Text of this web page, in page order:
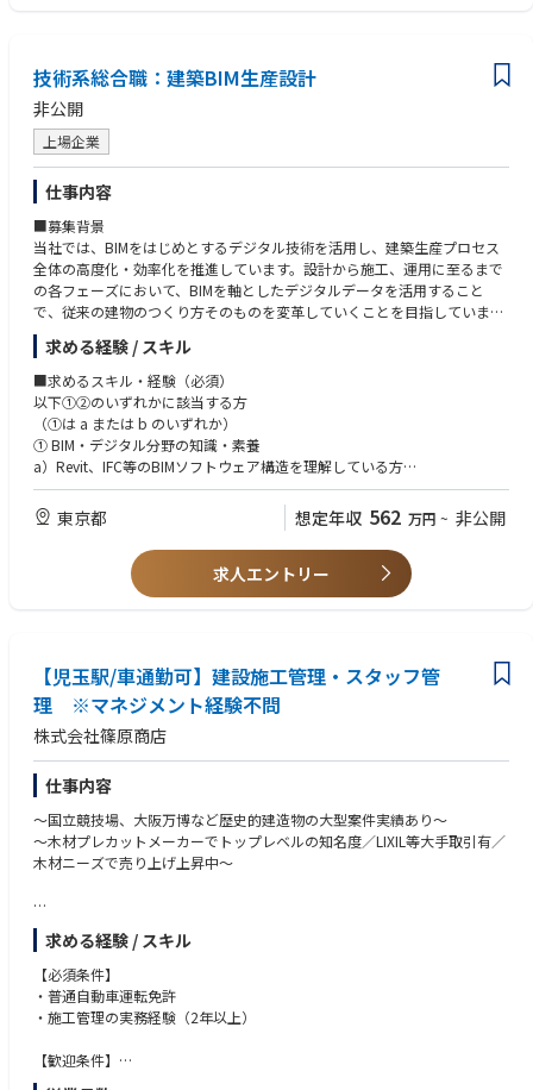
調査から、開発計画の検証、プロジェクト推進体制の構築まで幅広く携わ
っていただきます。
・海外における建設に関する営業経験
・海外の不動産開発、設計、施工またはプロジェクトマネジメントの経験
・建築デューデリジェンス、建物状況調査、環境調査、地盤調査等の経験
・英語による会議、提案、交渉等の実務経験
技術系総合職：建築BIM生産設計
非公開
上場企業
仕事内容
■募集背景
当社では、BIMをはじめとするデジタル技術を活用し、建築生産プロセス
全体の高度化・効率化を推進しています。設計から施工、運用に至るまで
の各フェーズにおいて、BIMを軸としたデジタルデータを活用すること
で、従来の建物のつくり方そのものを変革していくことを目指していま
す。こうした取り組みを全社的に推進していくため、施工や設計の実務経
験を持ち、BIMやデジタル技術の活用に関心・素養のある人材を募集しま
す。
■仕事内容
BIMを中心としたデジタル技術を活用し、建築生産プロセス全体のDX推進
に携わっていただきます。適性や経験に応じて、以下いずれかの業務を中
① BIM・デジタル技術活用の企画・推進
BIMやAI等の最新デジタル技術に関する情報収集・検証
建築生産プロセスの高度化に向けたBIM活用施策の企画・推進
社内外へのBIM活用・デジタル技術の展開、運用支援
BIMツールを用いた設計内容の確認、施工を見据えたフロントローディン
グ
設計部門や施工部門と連携した設計情報のBIM化推進
求める経験 / スキル
■求めるスキル・経験（必須）
以下①②のいずれかに該当する方
（①は a または b のいずれか）
① BIM・デジタル分野の知識・素養
a）Revit、IFC等のBIMソフトウェア構造を理解している方
b）プログラミング、AI等のデジタル分野に関する知識・経験を有する方
② 建築施工・設計に関する実務経験
ゼネコン、施工図会社等における工務経験、施工図作成経験
（設計経験があればなお可）
BIMを活用した施工支援、施工検討、数量算出等の実務経験
東京都 想定年収 562 万円 ~ 非公開
求人エントリー
【児玉駅/車通勤可】建設施工管理・スタッフ管
理 ※マネジメント経験不問
株式会社篠原商店
仕事内容
～国立競技場、大阪万博など歴史的建造物の大型案件実績あり～
～木材プレカットメーカーでトップレベルの知名度／LIXIL等大手取引有／
木材ニーズで売り上げ上昇中～
■業務概要
プレカットメーカーの当社で大型案件の木造の施工管理をお任せしており
ます。
工程管理～安全管理に加え、現場全体の進捗管理、現場スタッフのマネジ
メントまで幅広く担当していただきます。
■仕事詳細
求める経験 / スキル
【必須条件】
・普通自動車運転免許
・施工管理の実務経験（2年以上）
【歓迎条件】
・ゼネコンでの施工管理経験